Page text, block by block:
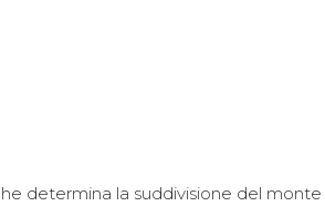
determina la suddivisione del